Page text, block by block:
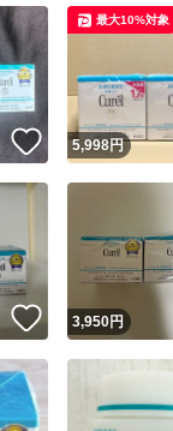
いいね！
5,998円
最大10%対象
いいね！
3,950円